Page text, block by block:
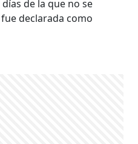
de la que no se
declarada como